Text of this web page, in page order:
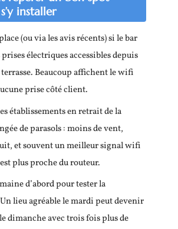
installer
(ou via les avis récents) si le bar
électriques accessibles depuis
terrasse. Beaucoup affichent le wifi
prise côté client.
établissements en retrait de la
de parasols : moins de vent,
et souvent un meilleur signal wifi
plus proche du routeur.
d’abord pour tester la
lieu agréable le mardi peut devenir
dimanche avec trois fois plus de